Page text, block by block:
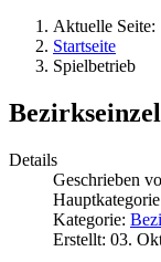
Aktuelle Seite:
Startseite
Spielbetrieb
Details
Geschrieben
Kategorie:
Erstellt: 03.